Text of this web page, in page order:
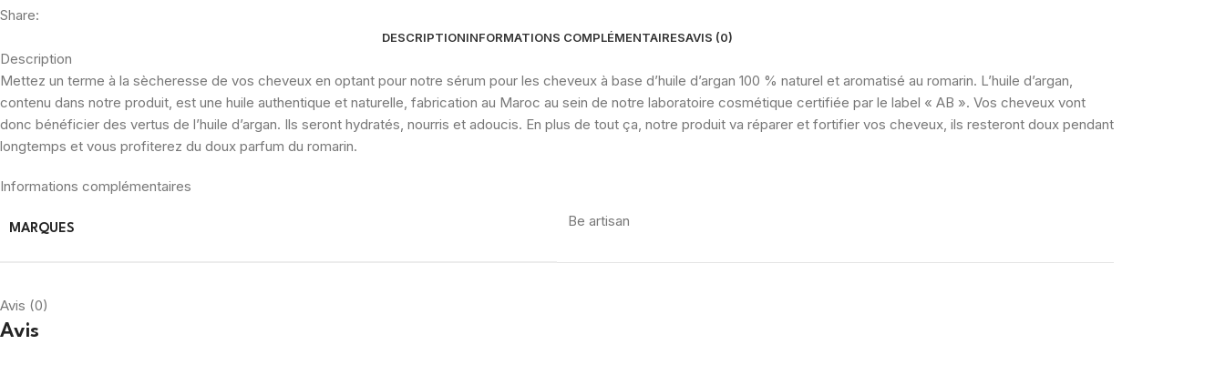
Share:
DESCRIPTIONINFORMATIONS COMPLÉMENTAIRESAVIS (0)
Description
Mettez un terme à la sècheresse de vos cheveux en optant pour notre sérum pour les cheveux à base d’huile d’argan 100 % naturel et aromatisé au romarin. L’huile d’argan,
contenu dans notre produit, est une huile authentique et naturelle, fabrication au Maroc au sein de notre laboratoire cosmétique certifiée par le label « AB ». Vos cheveux vont
donc bénéficier des vertus de l’huile d’argan. Ils seront hydratés, nourris et adoucis. En plus de tout ça, notre produit va réparer et fortifier vos cheveux, ils resteront doux pendant
longtemps et vous profiterez du doux parfum du romarin.
Informations complémentaires
MARQUES Be artisan
Avis (0)
Avis